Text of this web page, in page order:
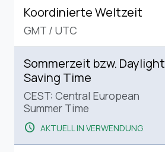
Koordinierte Weltzeit
GMT / UTC
Sommerzeit bzw. Daylight
Saving Time
CEST: Central European
Summer Time
schedule AKTUELL IN VERWENDUNG